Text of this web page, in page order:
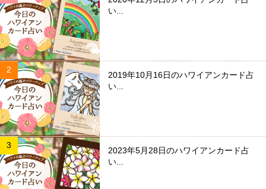
い...
2019年10月16日のハワイアンカード占
い...
2023年5月28日のハワイアンカード占
い...